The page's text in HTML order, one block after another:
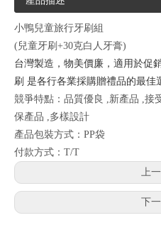
小鴨兒童旅行牙刷組
(兒童牙刷+30克白人牙膏)
台灣製造，物美價廉，適用於促
刷 是各行各業採購贈禮品的最佳
競爭特點：品質優良 ,新產品 ,接
保產品 ,多樣設計
產品包裝方式：PP袋
付款方式：T/T
上
下